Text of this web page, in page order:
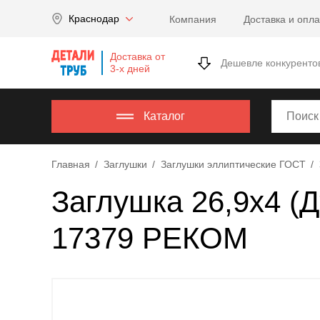
Краснодар Компания Доставка и
Доставка от
3-х дней
Дешевле
Каталог
Главная Заглушки Заглушки эллиптические ГОСТ
Заглушка 26,9х4
17379 РЕКОМ
Московская